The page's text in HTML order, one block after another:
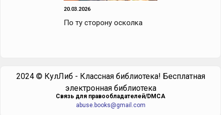
20.03.2026
По ту сторону осколка
2024 © КулЛиб - Классная библиотека! Бесплатная
электронная библиотека
Cвязь для правообладателей/DMCA
abuse.books@gmail.com